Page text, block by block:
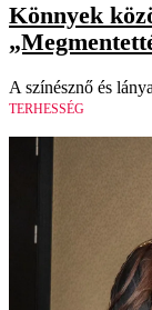
Könnyek
A színésznő és
TERHESSÉG